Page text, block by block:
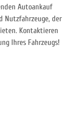
Autoankauf
Nutzfahrzeuge, der
Kontaktieren
Ihres Fahrzeugs!